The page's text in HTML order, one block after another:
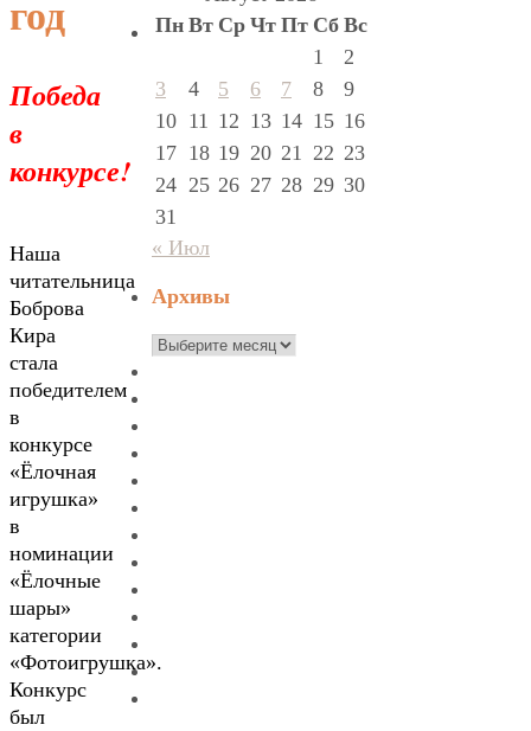
год
Победа
в
конкурсе!
Наша
читательница
Боброва
Кира
стала
победителем
в
конкурсе
«Ёлочная
игрушка»
в
номинации
«Ёлочные
шары»
категории
«Фотоигрушка».
Конкурс
был
Пн Вт Ср Чт Пт Сб Вс
1
2
3
4 5 6 7 8
9
10 11 12 13 14 15 16
17 18 19 20 21 22 23
24 25 26 27 28 29 30
31
« Июл
Архивы
Архивы